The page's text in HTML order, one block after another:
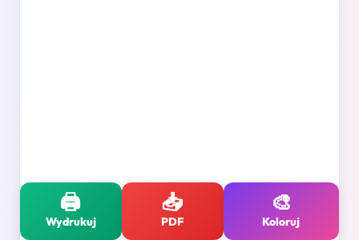
🖨️
Wydrukuj
📥
PDF
🎨
Koloruj